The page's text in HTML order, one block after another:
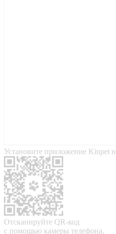
Установите приложение Kinpet
Отсканируйте QR-код
с помощью камеры телефона,